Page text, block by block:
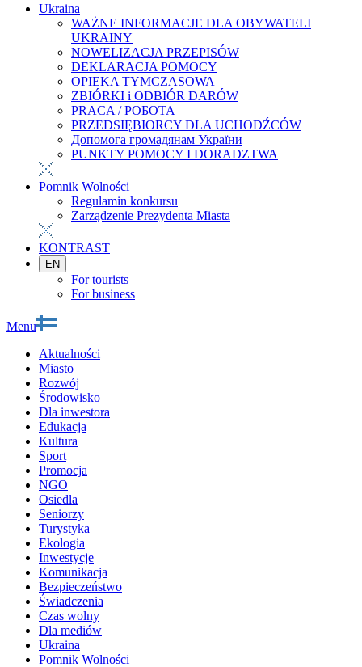
Ukraina
WAŻNE INFORMACJE DLA OBYWATELI
UKRAINY
NOWELIZACJA PRZEPISÓW
DEKLARACJA POMOCY
OPIEKA TYMCZASOWA
ZBIÓRKI i ODBIÓR DARÓW
PRACA / РОБОТА
PRZEDSIĘBIORCY DLA UCHODŹCÓW
Допомога громадянам України
PUNKTY POMOCY I DORADZTWA
Pomnik Wolności
Regulamin konkursu
Zarządzenie Prezydenta Miasta
KONTRAST
EN
For tourists
For business
Menu
Aktualności
Miasto
Rozwój
Środowisko
Dla inwestora
Edukacja
Kultura
Sport
Promocja
NGO
Osiedla
Seniorzy
Turystyka
Ekologia
Inwestycje
Komunikacja
Bezpieczeństwo
Świadczenia
Czas wolny
Dla mediów
Ukraina
Pomnik Wolności